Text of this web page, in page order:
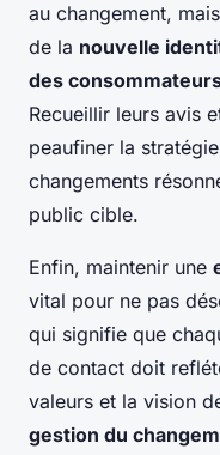
au changement,
de la nouvelle
des
Recueillir leurs avis
peaufiner la
changements
public cible.
Enfin, maintenir une
vital pour ne pas
qui signifie que
de contact doit
valeurs et la vision
gestion du